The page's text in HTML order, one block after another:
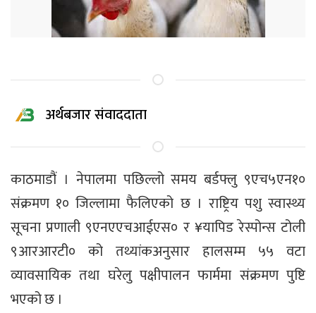
अर्थबजार संवाददाता
काठमाडौं । नेपालमा पछिल्लो समय बर्डफ्लु ९एच५एन१०
संक्रमण १० जिल्लामा फैलिएको छ । राष्ट्रिय पशु स्वास्थ्य
सूचना प्रणाली ९एनएएचआईएस० र ¥यापिड रेस्पोन्स टोली
९आरआरटी० को तथ्यांकअनुसार हालसम्म ५५ वटा
व्यावसायिक तथा घरेलु पक्षीपालन फार्ममा संक्रमण पुष्टि
भएको छ ।